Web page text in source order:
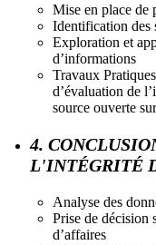
Mise en place de
Identification des
Exploration et
d’informations
Travaux
d’évaluation de
source ouverte
4.
L'INTÉGRITÉ
Analyse des
Prise de décision
d’affaires